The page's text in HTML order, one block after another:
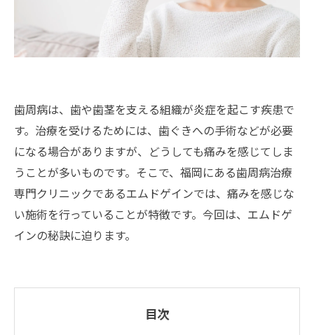
歯周病は、歯や歯茎を支える組織が炎症を起こす疾患で
す。治療を受けるためには、歯ぐきへの手術などが必要
になる場合がありますが、どうしても痛みを感じてしま
うことが多いものです。そこで、福岡にある歯周病治療
専門クリニックであるエムドゲインでは、痛みを感じな
い施術を行っていることが特徴です。今回は、エムドゲ
インの秘訣に迫ります。
目次